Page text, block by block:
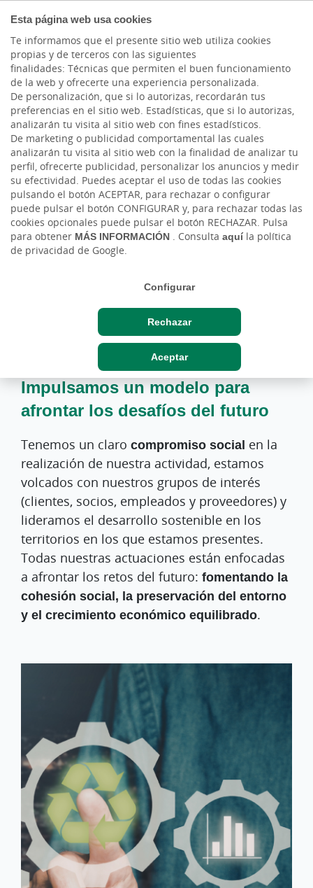
Esta página web usa cookies
Te informamos que el presente sitio web utiliza cookies
propias y de terceros con las siguientes
finalidades: Técnicas que permiten el buen funcionamiento
de la web y ofrecerte una experiencia personalizada.
De personalización, que si lo autorizas, recordarán tus
preferencias en el sitio web. Estadísticas, que si lo autorizas,
analizarán tu visita al sitio web con fines estadísticos.
De marketing o publicidad comportamental las cuales
analizarán tu visita al sitio web con la finalidad de analizar tu
perfil, ofrecerte publicidad, personalizar los anuncios y medir
su efectividad. Puedes aceptar el uso de todas las cookies
pulsando el botón ACEPTAR, para rechazar o configurar
puede pulsar el botón CONFIGURAR y, para rechazar todas las
cookies opcionales puede pulsar el botón RECHAZAR. Pulsa
para obtener MÁS INFORMACIÓN . Consulta aquíla política
de privacidad de Google.
Configurar
Rechazar
Aceptar
COMPROMETIDOS CON NUESTRA TIERRA
Sostenibilidad con
impacto positivo
En Cajasiete trabajamos cada día para hacer, desde
Canarias, un mundo mejor. Si tienes o conoces algún
proyecto que nos ayude en este objetivo ¡queremos
conocerlo!
Solicita Colaboración
Impulsamos un modelo para
afrontar los desafíos del futuro
Tenemos un claro compromiso social en la
realización de nuestra actividad, estamos
volcados con nuestros grupos de interés
(clientes, socios, empleados y proveedores) y
lideramos el desarrollo sostenible en los
territorios en los que estamos presentes.
Todas nuestras actuaciones están enfocadas
a afrontar los retos del futuro: fomentando la
cohesión social, la preservación del entorno
y el crecimiento económico equilibrado.